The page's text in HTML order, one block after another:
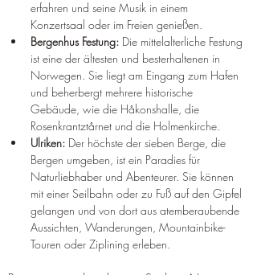
erfahren und seine Musik in einem
Konzertsaal oder im Freien genießen.
Bergenhus Festung: Die mittelalterliche Festung
ist eine der ältesten und besterhaltenen in
Norwegen. Sie liegt am Eingang zum Hafen
und beherbergt mehrere historische
Gebäude, wie die Håkonshalle, die
Rosenkrantztårnet und die Holmenkirche.
Ulriken: Der höchste der sieben Berge, die
Bergen umgeben, ist ein Paradies für
Naturliebhaber und Abenteurer. Sie können
mit einer Seilbahn oder zu Fuß auf den Gipfel
gelangen und von dort aus atemberaubende
Aussichten, Wanderungen, Mountainbike-
Touren oder Ziplining erleben.